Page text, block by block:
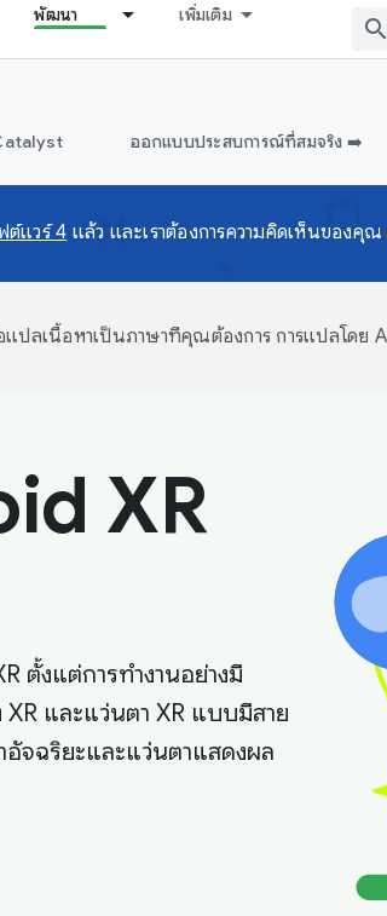
พัฒนา เพิ่มเติม
ออกแบบประสบการณ์ที่สมจริง ➡️
ต์แวร์ 4 แล้ว และเราต้องการความคิดเห็นของคุ
ปลเนื้อหาเป็นภาษาที่คุณต้องการ การแปลโดย
XR
ตั้งแต่การทำงานอย่างมี
และแว่นตา XR แบบมีสาย
จฉริยะและแว่นตาแสดงผล